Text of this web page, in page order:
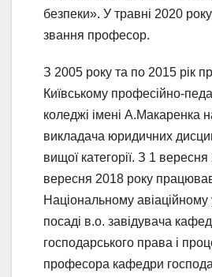
безпеки». У травні 2020
звання професор.
З 2005 року та по 2015 рік
Київському професійно-
коледжі імені А.Макаренка
викладача юридичних
вищої категорії. З 1
вересня 2018 року
Національному авіаційному
посаді в.о. завідувача
господарського права і
професора кафедри